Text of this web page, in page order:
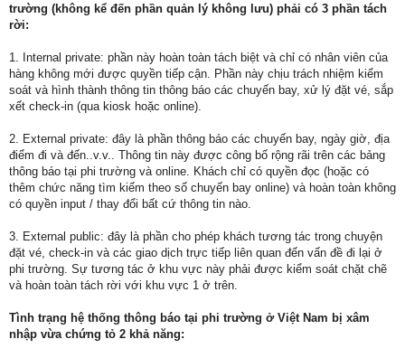
trường (không kể đến phần quản lý không lưu) phải có 3 phần tách
rời:
1. Internal private: phần này hoàn toàn tách biệt và chỉ có nhân viên của
hàng không mới được quyền tiếp cận. Phần này chịu trách nhiệm kiểm
soát và hình thành thông tin thông báo các chuyến bay, xử lý đặt vé, sắp
xết check-in (qua kiosk hoặc online).
2. External private: đây là phần thông báo các chuyến bay, ngày giờ, địa
điểm đi và đến..v.v.. Thông tin này được công bố rộng rãi trên các bảng
thông báo tại phi trường và online. Khách chỉ có quyền đọc (hoặc có
thêm chức năng tìm kiếm theo số chuyến bay online) và hoàn toàn không
có quyền input / thay đổi bất cứ thông tin nào.
3. External public: đây là phần cho phép khách tương tác trong chuyện
đặt vé, check-in và các giao dịch trực tiếp liên quan đến vấn đề đi lại ở
phi trường. Sự tương tác ở khu vực này phải được kiểm soát chặt chẽ
và hoàn toàn tách rời với khu vực 1 ở trên.
Tình trạng hệ thống thông báo tại phi trường ở Việt Nam bị xâm
nhập vừa chứng tỏ 2 khả năng: